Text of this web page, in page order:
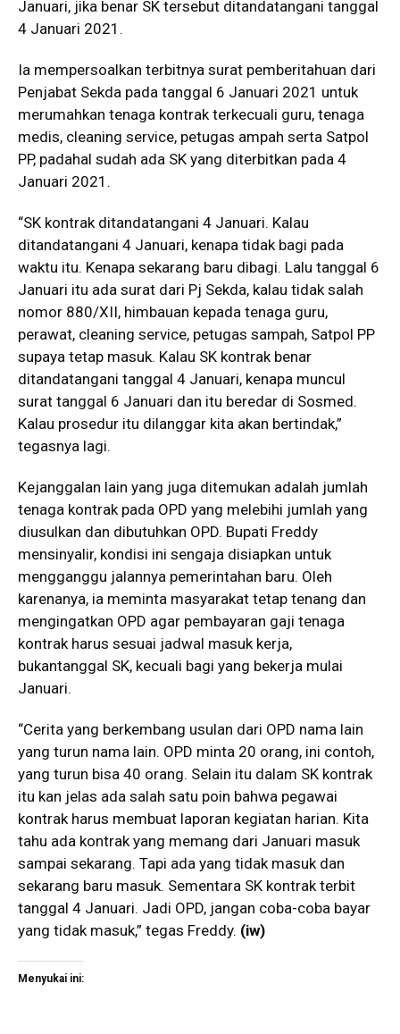
Januari, jika benar SK tersebut ditandatangani tanggal
4 Januari 2021.
Ia mempersoalkan terbitnya surat pemberitahuan dari
Penjabat Sekda pada tanggal 6 Januari 2021 untuk
merumahkan tenaga kontrak terkecuali guru, tenaga
medis, cleaning service, petugas ampah serta Satpol
PP, padahal sudah ada SK yang diterbitkan pada 4
Januari 2021.
“SK kontrak ditandatangani 4 Januari. Kalau
ditandatangani 4 Januari, kenapa tidak bagi pada
waktu itu. Kenapa sekarang baru dibagi. Lalu tanggal 6
Januari itu ada surat dari Pj Sekda, kalau tidak salah
nomor 880/XII, himbauan kepada tenaga guru,
perawat, cleaning service, petugas sampah, Satpol PP
supaya tetap masuk. Kalau SK kontrak benar
ditandatangani tanggal 4 Januari, kenapa muncul
surat tanggal 6 Januari dan itu beredar di Sosmed.
Kalau prosedur itu dilanggar kita akan bertindak,”
tegasnya lagi.
Kejanggalan lain yang juga ditemukan adalah jumlah
tenaga kontrak pada OPD yang melebihi jumlah yang
diusulkan dan dibutuhkan OPD. Bupati Freddy
mensinyalir, kondisi ini sengaja disiapkan untuk
mengganggu jalannya pemerintahan baru. Oleh
karenanya, ia meminta masyarakat tetap tenang dan
mengingatkan OPD agar pembayaran gaji tenaga
kontrak harus sesuai jadwal masuk kerja,
bukantanggal SK, kecuali bagi yang bekerja mulai
Januari.
“Cerita yang berkembang usulan dari OPD nama lain
yang turun nama lain. OPD minta 20 orang, ini contoh,
yang turun bisa 40 orang. Selain itu dalam SK kontrak
itu kan jelas ada salah satu poin bahwa pegawai
kontrak harus membuat laporan kegiatan harian. Kita
tahu ada kontrak yang memang dari Januari masuk
sampai sekarang. Tapi ada yang tidak masuk dan
sekarang baru masuk. Sementara SK kontrak terbit
tanggal 4 Januari. Jadi OPD, jangan coba-coba bayar
yang tidak masuk,” tegas Freddy. (iw)
Menyukai ini: